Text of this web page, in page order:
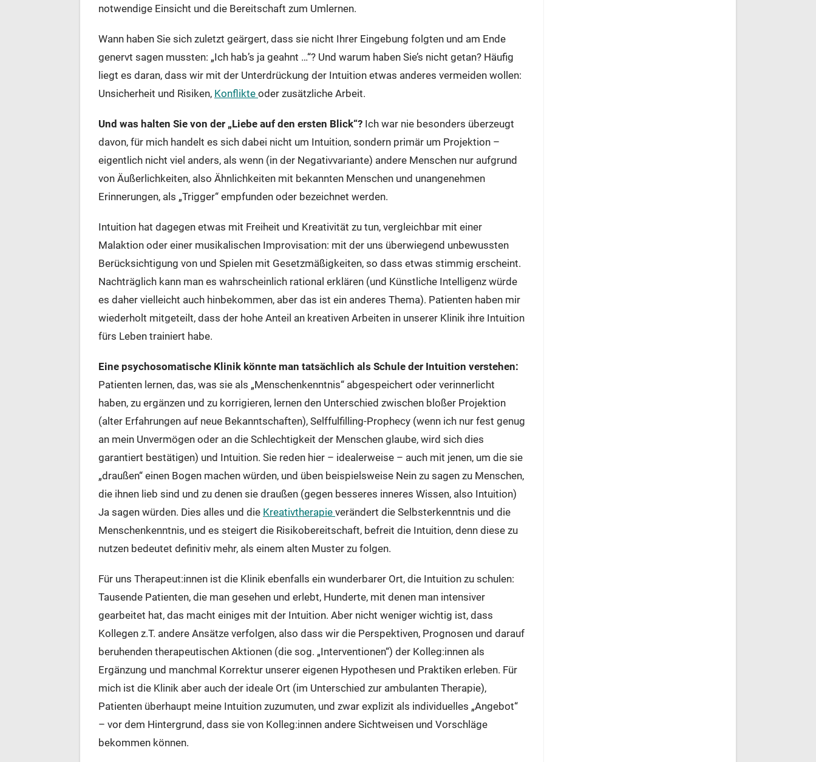
notwendige Einsicht und die Bereitschaft zum Umlernen.
Wann haben Sie sich zuletzt geärgert, dass sie nicht Ihrer Eingebung folgten und am Ende
genervt sagen mussten: „Ich hab’s ja geahnt …“? Und warum haben Sie’s nicht getan? Häufig
liegt es daran, dass wir mit der Unterdrückung der Intuition etwas anderes vermeiden wollen:
Unsicherheit und Risiken, Konflikte oder zusätzliche Arbeit.
Und was halten Sie von der „Liebe auf den ersten Blick“? Ich war nie besonders überzeugt
davon, für mich handelt es sich dabei nicht um Intuition, sondern primär um Projektion –
eigentlich nicht viel anders, als wenn (in der Negativvariante) andere Menschen nur aufgrund
von Äußerlichkeiten, also Ähnlichkeiten mit bekannten Menschen und unangenehmen
Erinnerungen, als „Trigger“ empfunden oder bezeichnet werden.
Intuition hat dagegen etwas mit Freiheit und Kreativität zu tun, vergleichbar mit einer
Malaktion oder einer musikalischen Improvisation: mit der uns überwiegend unbewussten
Berücksichtigung von und Spielen mit Gesetzmäßigkeiten, so dass etwas stimmig erscheint.
Nachträglich kann man es wahrscheinlich rational erklären (und Künstliche Intelligenz würde
es daher vielleicht auch hinbekommen, aber das ist ein anderes Thema). Patienten haben mir
wiederholt mitgeteilt, dass der hohe Anteil an kreativen Arbeiten in unserer Klinik ihre Intuition
fürs Leben trainiert habe.
Eine psychosomatische Klinik könnte man tatsächlich als Schule der Intuition verstehen:
Patienten lernen, das, was sie als „Menschenkenntnis“ abgespeichert oder verinnerlicht
haben, zu ergänzen und zu korrigieren, lernen den Unterschied zwischen bloßer Projektion
(alter Erfahrungen auf neue Bekanntschaften), Selffulfilling-Prophecy (wenn ich nur fest genug
an mein Unvermögen oder an die Schlechtigkeit der Menschen glaube, wird sich dies
garantiert bestätigen) und Intuition. Sie reden hier – idealerweise – auch mit jenen, um die sie
„draußen“ einen Bogen machen würden, und üben beispielsweise Nein zu sagen zu Menschen,
die ihnen lieb sind und zu denen sie draußen (gegen besseres inneres Wissen, also Intuition)
Ja sagen würden. Dies alles und die Kreativtherapie verändert die Selbsterkenntnis und die
Menschenkenntnis, und es steigert die Risikobereitschaft, befreit die Intuition, denn diese zu
nutzen bedeutet definitiv mehr, als einem alten Muster zu folgen.
Für uns Therapeut:innen ist die Klinik ebenfalls ein wunderbarer Ort, die Intuition zu schulen:
Tausende Patienten, die man gesehen und erlebt, Hunderte, mit denen man intensiver
gearbeitet hat, das macht einiges mit der Intuition. Aber nicht weniger wichtig ist, dass
Kollegen z.T. andere Ansätze verfolgen, also dass wir die Perspektiven, Prognosen und darauf
beruhenden therapeutischen Aktionen (die sog. „Interventionen“) der Kolleg:innen als
Ergänzung und manchmal Korrektur unserer eigenen Hypothesen und Praktiken erleben. Für
mich ist die Klinik aber auch der ideale Ort (im Unterschied zur ambulanten Therapie),
Patienten überhaupt meine Intuition zuzumuten, und zwar explizit als individuelles „Angebot“
– vor dem Hintergrund, dass sie von Kolleg:innen andere Sichtweisen und Vorschläge
bekommen können.